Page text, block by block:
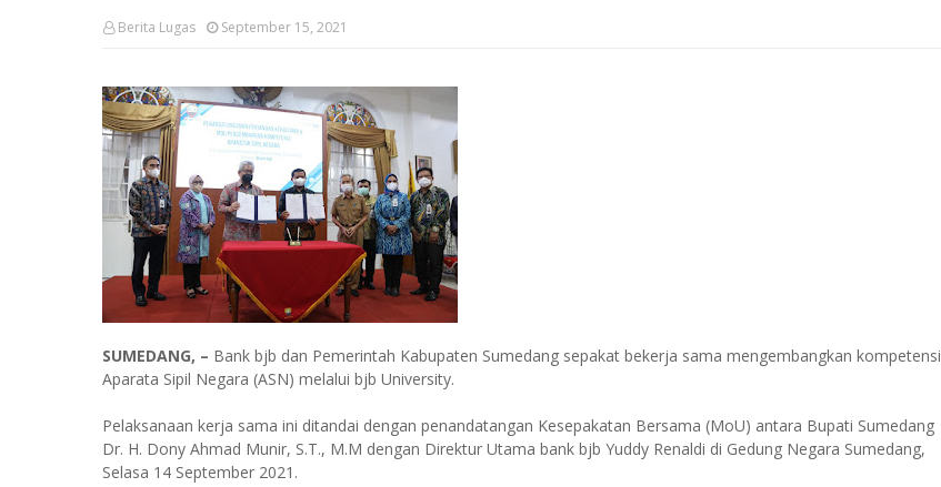
Berita Lugas September 15, 2021
SUMEDANG, – Bank bjb dan Pemerintah Kabupaten Sumedang sepakat bekerja sama mengembangkan kompetensi
Aparata Sipil Negara (ASN) melalui bjb University.
Pelaksanaan kerja sama ini ditandai dengan penandatangan Kesepakatan Bersama (MoU) antara Bupati Sumedang
Dr. H. Dony Ahmad Munir, S.T., M.M dengan Direktur Utama bank bjb Yuddy Renaldi di Gedung Negara Sumedang,
Selasa 14 September 2021.